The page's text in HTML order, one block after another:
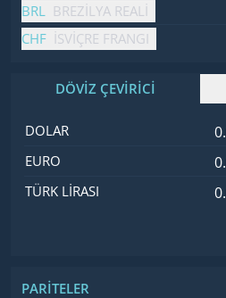
BRL BREZILYA REALI
CHF İSVIÇRE FRANGI
DÖVİZ ÇEVİRİCİ
İsimDeğer
DOLAR
EURO
TÜRK LIRASI
PARITELER